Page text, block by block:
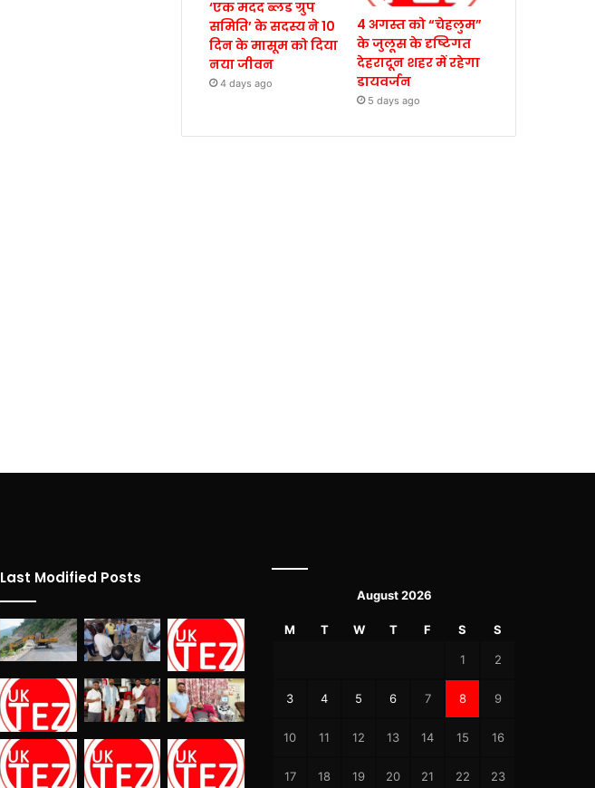
‘एक मदद ब्लड ग्रुप
समिति’ के सदस्य ने 10
दिन के मासूम को दिया
नया जीवन
4 days ago
4 अगस्त को “चेहलुम”
के जुलूस के दृष्टिगत
देहरादून शहर में रहेगा
डायवर्जन
5 days ago
Last Modified Posts
August 2026
M T W T F S S
1 2
3 4 5 6 7 8 9
10 11 12 13 14 15 16
17 18 19 20 21 22 23